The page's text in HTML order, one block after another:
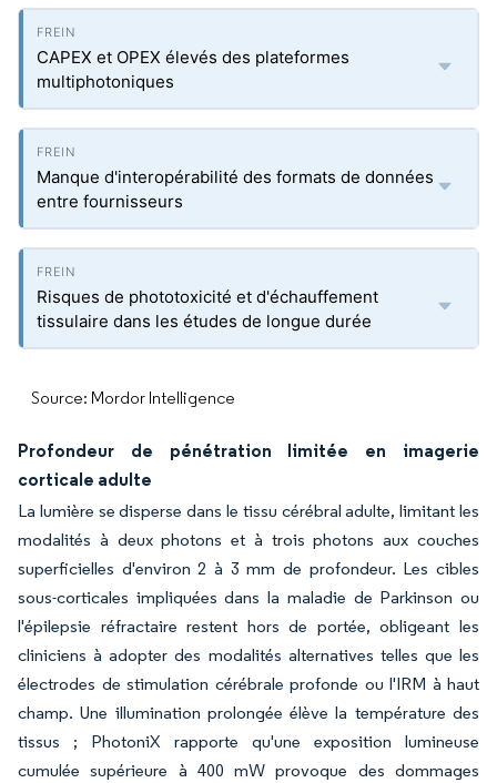
CAPEX et OPEX élevés des plateformes
multiphotoniques
Manque d'interopérabilité des formats de données
entre fournisseurs
Risques de phototoxicité et d'échauffement
tissulaire dans les études de longue durée
Source: Mordor Intelligence
Profondeur de pénétration limitée en imagerie
corticale adulte
La lumière se disperse dans le tissu cérébral adulte, limitant les
modalités à deux photons et à trois photons aux couches
superficielles d'environ 2 à 3 mm de profondeur. Les cibles
sous-corticales impliquées dans la maladie de Parkinson ou
l'épilepsie réfractaire restent hors de portée, obligeant les
cliniciens à adopter des modalités alternatives telles que les
électrodes de stimulation cérébrale profonde ou l'IRM à haut
champ. Une illumination prolongée élève la température des
tissus ; PhotoniX rapporte qu'une exposition lumineuse
cumulée supérieure à 400 mW provoque des dommages